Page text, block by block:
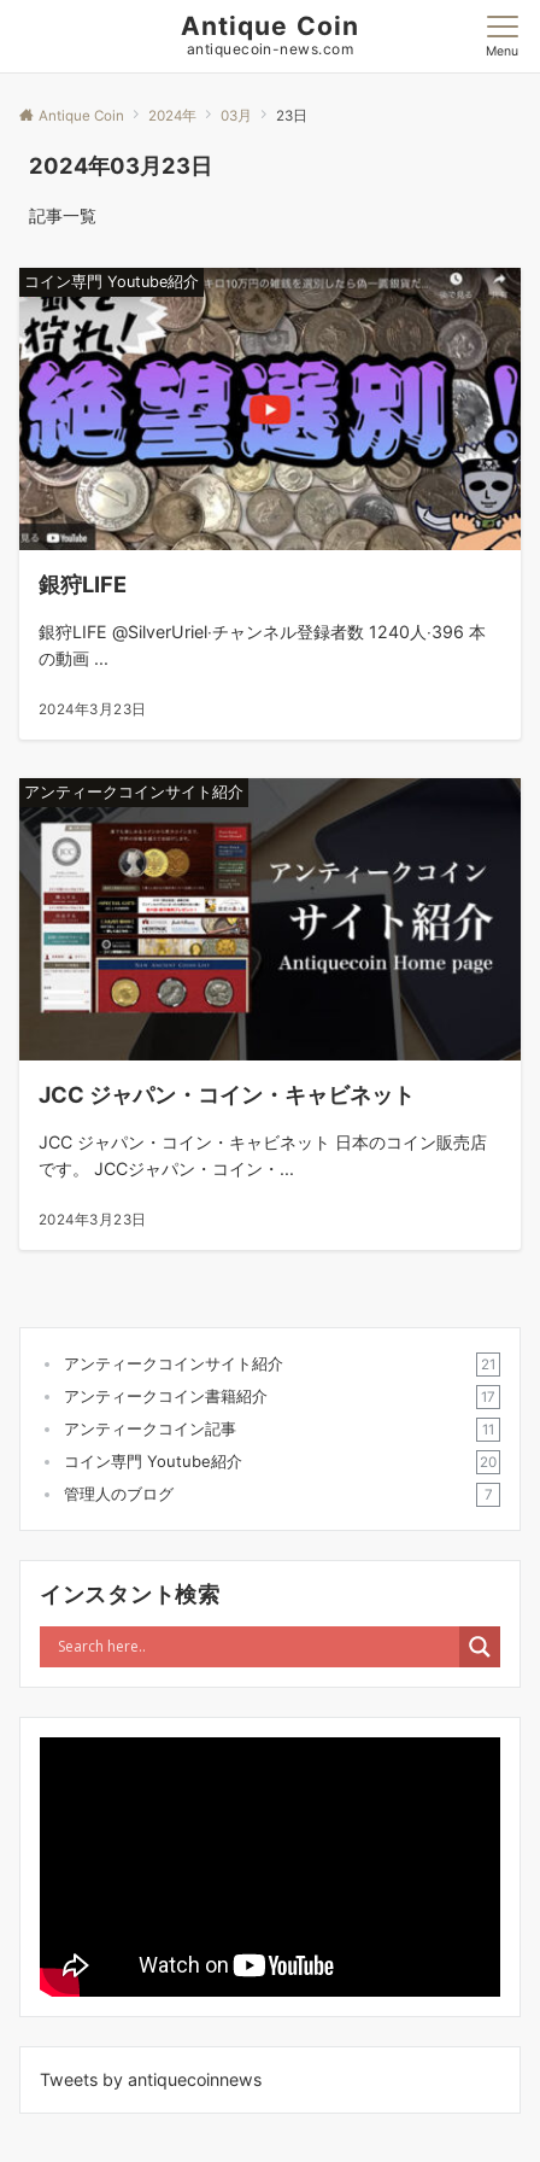
Antique Coin
antiquecoin-news.com Menu
Antique Coin 2024年 03月 23日
2024年03月23日
記事一覧
コイン専門 Youtube紹介
銀狩LIFE
銀狩LIFE @SilverUriel‧チャンネル登録者数 1240人‧396 本
の動画 ...
2024年3月23日
アンティークコインサイト紹介
JCC ジャパン・コイン・キャビネット
JCC ジャパン・コイン・キャビネット 日本のコイン販売店
です。 JCCジャパン・コイン・...
2024年3月23日
アンティークコインサイト紹介 21
アンティークコイン書籍紹介 17
アンティークコイン記事 11
コイン専門 Youtube紹介 20
管理人のブログ 7
インスタント検索
Tweets by antiquecoinnews